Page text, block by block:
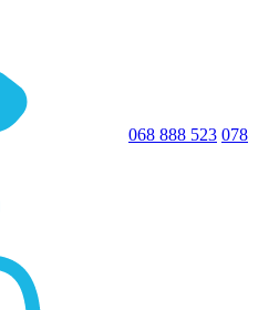
068 888 523 078